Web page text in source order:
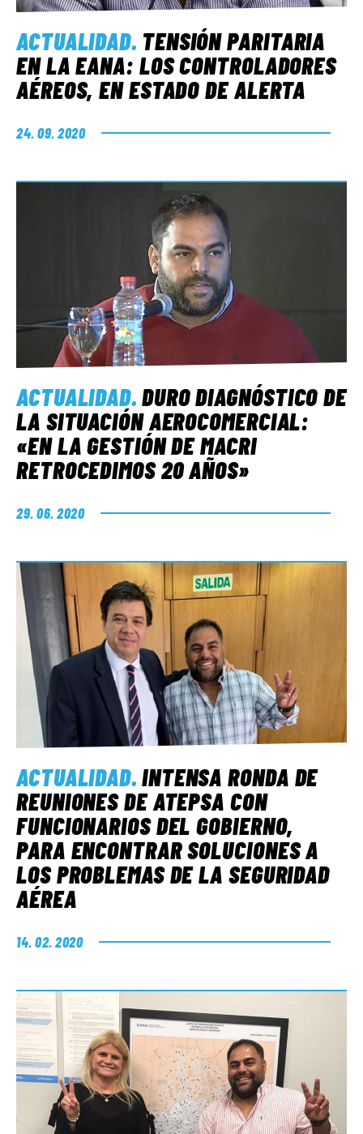
ACTUALIDAD. TENSIÓN PARITARIA
EN LA EANA: LOS CONTROLADORES
AÉREOS, EN ESTADO DE ALERTA
24. 09. 2020
ACTUALIDAD.DURO DIAGNÓSTICO DE
LA SITUACIÓN AEROCOMERCIAL:
«EN LA GESTIÓN DE MACRI
RETROCEDIMOS 20 AÑOS»
29. 06. 2020
ACTUALIDAD.INTENSA RONDA DE
REUNIONES DE ATEPSA CON
FUNCIONARIOS DEL GOBIERNO,
PARA ENCONTRAR SOLUCIONES A
LOS PROBLEMAS DE LA SEGURIDAD
AÉREA
14. 02. 2020